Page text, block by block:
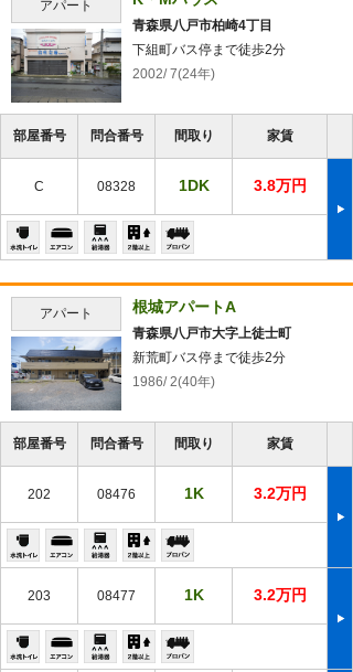
アパート
青森県八戸市柏崎4丁目
下組町バス停まで徒歩2分
2002/ 7(24年)
部屋番号 問合番号 間取り 家賃
C 08328 1DK 3.8万円
アパート 根城アパートA
青森県八戸市大字上徒士町
新荒町バス停まで徒歩2分
1986/ 2(40年)
部屋番号 問合番号 間取り 家賃
202 08476 1K 3.2万円
203 08477 1K 3.2万円